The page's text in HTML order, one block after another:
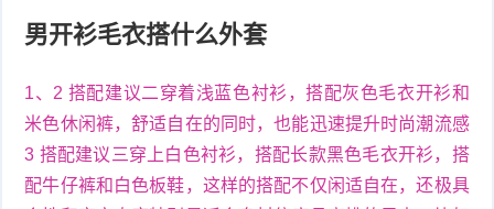
男开衫毛衣搭什么外套
1、2 搭配建议二穿着浅蓝色衬衫，搭配灰色毛衣开衫和
米色休闲裤，舒适自在的同时，也能迅速提升时尚潮流感
3 搭配建议三穿上白色衬衫，搭配长款黑色毛衣开衫，搭
配牛仔裤和白色板鞋，这样的搭配不仅闲适自在，还极具